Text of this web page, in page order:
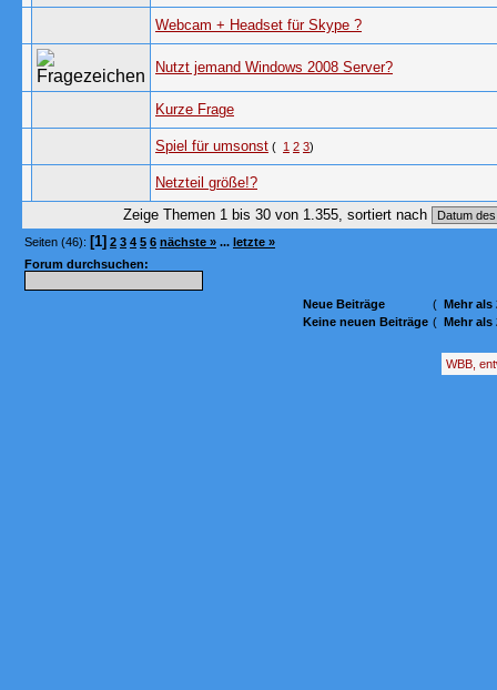
Webcam + Headset für Skype ?
Nutzt jemand Windows 2008 Server?
Kurze Frage
Spiel für umsonst ( 1 2 3)
Netzteil größe!?
Zeige Themen 1 bis 30 von 1.355, sortiert nach
Seiten (46): [1] 2 3 4 5 6 nächste » ... letzte »
Forum durchsuchen:
Neue Beiträge ( Mehr als
Keine neuen Beiträge ( Mehr als
WBB,